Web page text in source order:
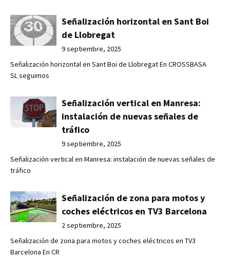
Señalización horizontal en Sant Boi
de Llobregat
9 septiembre, 2025
Señalización horizontal en Sant Boi de Llobregat En CROSSBASA
SL seguimos
Señalización vertical en Manresa:
instalación de nuevas señales de
tráfico
9 septiembre, 2025
Señalización vertical en Manresa: instalación de nuevas señales de
tráfico
Señalización de zona para motos y
coches eléctricos en TV3 Barcelona
2 septiembre, 2025
Señalización de zona para motos y coches eléctricos en TV3
Barcelona En CR